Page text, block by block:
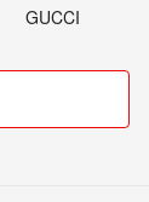
GUCCI